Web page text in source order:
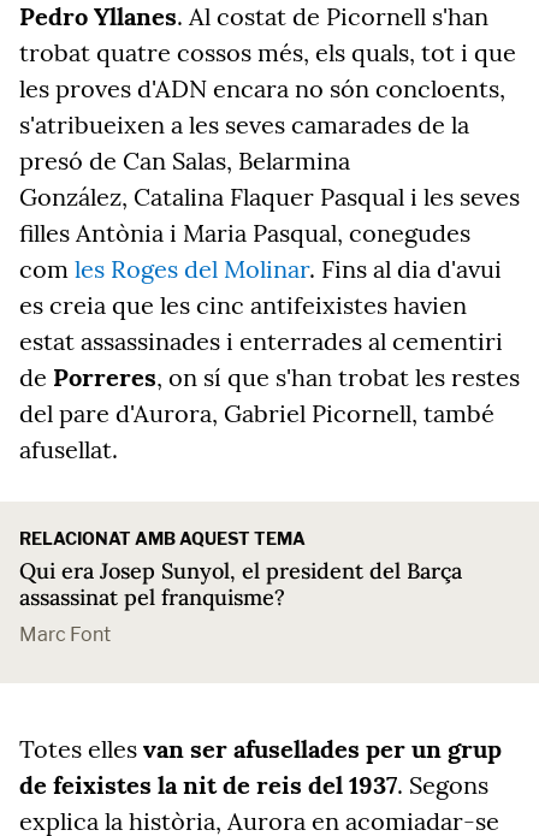
Pedro Yllanes. Al costat de Picornell s'han
trobat quatre cossos més, els quals, tot i que
les proves d'ADN encara no són concloents,
s'atribueixen a les seves camarades de la
presó de Can Salas, Belarmina
González, Catalina Flaquer Pasqual i les seves
filles Antònia i Maria Pasqual, conegudes
com les Roges del Molinar. Fins al dia d'avui
es creia que les cinc antifeixistes havien
estat assassinades i enterrades al cementiri
de Porreres, on sí que s'han trobat les restes
del pare d'Aurora, Gabriel Picornell, també
afusellat.
RELACIONAT AMB AQUEST TEMA
Qui era Josep Sunyol, el president del Barça
assassinat pel franquisme?
Marc Font
Totes elles van ser afusellades per un grup
de feixistes la nit de reis del 1937. Segons
explica la història, Aurora en acomiadar-se